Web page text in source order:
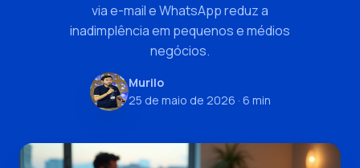
via e-mail e WhatsApp reduz a
inadimplência em pequenos e médios
negócios.
Murilo
25 de maio de 2026 · 6 min